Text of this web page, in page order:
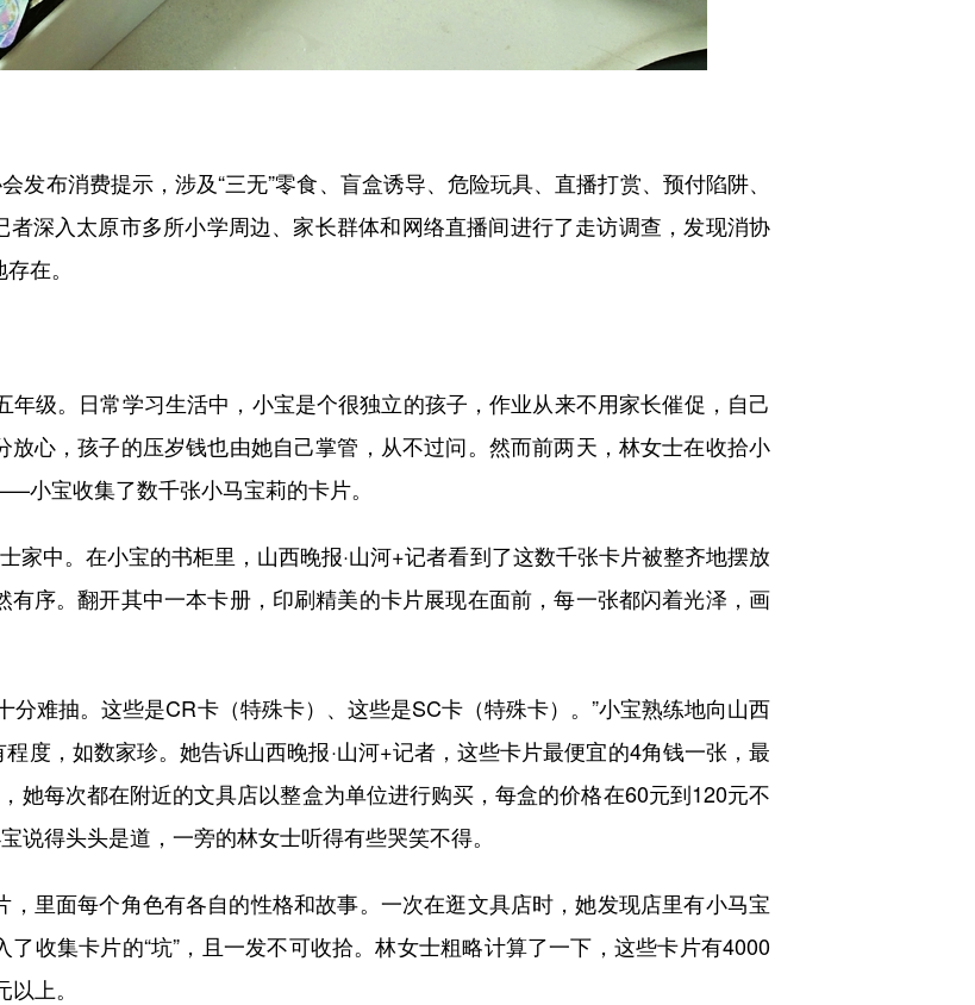
布消费提示，涉及“三无”零食、盲盒诱导、危险玩具、直播打赏、预付陷阱、
深入太原市多所小学周边、家长群体和网络直播间进行了走访调查，发现消协
在。
级。日常学习生活中，小宝是个很独立的孩子，作业从来不用家长催促，自己
心，孩子的压岁钱也由她自己掌管，从不过问。然而前两天，林女士在收拾小
宝收集了数千张小马宝莉的卡片。
中。在小宝的书柜里，山西晚报·山河+记者看到了这数千张卡片被整齐地摆放
序。翻开其中一本卡册，印刷精美的卡片展现在面前，每一张都闪着光泽，画
难抽。这些是CR卡（特殊卡）、这些是SC卡（特殊卡）。”小宝熟练地向山西
度，如数家珍。她告诉山西晚报·山河+记者，这些卡片最便宜的4角钱一张，最
她每次都在附近的文具店以整盒为单位进行购买，每盒的价格在60元到120元不
说得头头是道，一旁的林女士听得有些哭笑不得。
里面每个角色有各自的性格和故事。一次在逛文具店时，她发现店里有小马宝
收集卡片的“坑”，且一发不可收拾。林女士粗略计算了一下，这些卡片有4000
上。